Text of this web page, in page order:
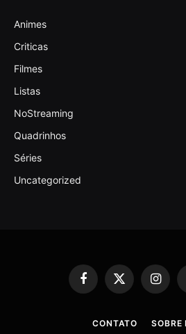
Animes
Criticas
Filmes
Listas
NoStreaming
Quadrinhos
Séries
Uncategorized
Facebook
X
(Twitter)
CONTATO SOBRE